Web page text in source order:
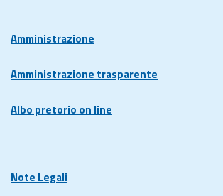
Amministrazione
Amministrazione trasparente
Albo pretorio on line
Note Legali